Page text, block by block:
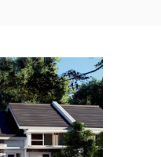
3 di